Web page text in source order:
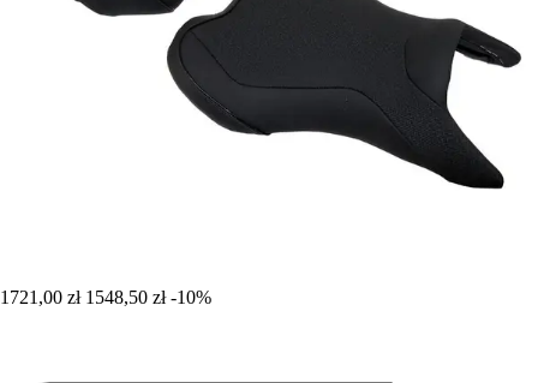
1721,00 zł 1548,50 zł -10%